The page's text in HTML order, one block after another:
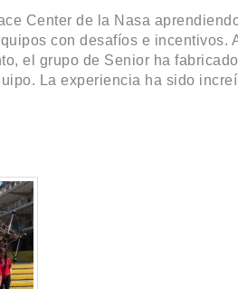
Center de la Nasa
con desafíos e incentivos.
el grupo de Senior ha
La experiencia ha sido